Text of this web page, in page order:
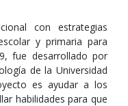
con estrategias
y primaria para
fue desarrollado por
de la Universidad
es ayudar a los
habilidades para que